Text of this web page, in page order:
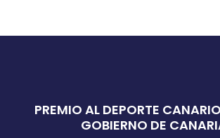
PREMIO AL DEPORTE
GOBIERNO DE